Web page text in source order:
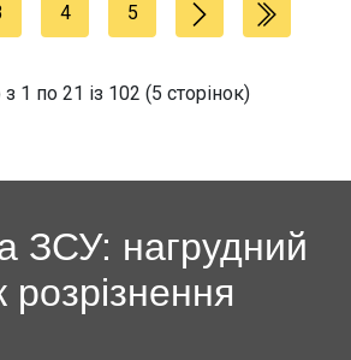
4 5
1 по 21 із 102 (5 сторінок)
ЗСУ: нагрудний
розрізнення